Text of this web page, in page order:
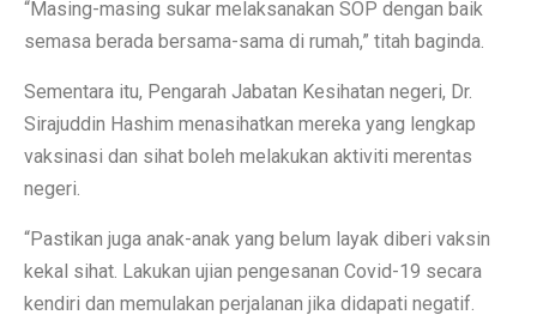
“Masing-masing sukar melaksanakan SOP dengan baik
semasa berada bersama-sama di rumah,” titah baginda.
Sementara itu, Pengarah Jabatan Kesihatan negeri, Dr.
Sirajuddin Hashim menasihatkan mereka yang lengkap
vaksinasi dan sihat boleh melakukan aktiviti merentas
negeri.
“Pastikan juga anak-anak yang belum layak diberi vaksin
kekal sihat. Lakukan ujian pengesanan Covid-19 secara
kendiri dan memulakan perjalanan jika didapati negatif.